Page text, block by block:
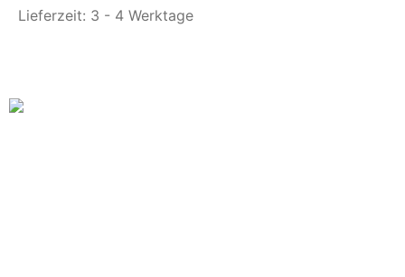
Lieferzeit: 3 - 4 Werktage